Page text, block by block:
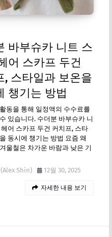
바부슈카 니트 스
어 스카프 두건
, 스타일과 보온을
챙기는 방법
동을 통해 일정액의 수수료를
있습니다. 수더분 바부슈카 니
헤어 스카프 두건 커치프, 스타
동시에 챙기는 방법 요즘 왜
울철은 차가운 바람과 낮은 기
Shin)
12월 30, 2025
자세한 내용 보기